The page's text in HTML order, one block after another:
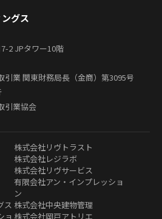
グス
2 JPタワー10階
業 関東財務局長（金商）第3095号
引業協会
株式会社リヴトラスト
株式会社レジラボ
株式会社リヴサービス
有限会社アン・インプレッショ
ン
ス 株式会社中央建物管理
ョ 株式会社岡戸アトリエ